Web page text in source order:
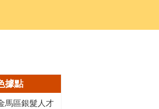
據點
馬區銀髮人才